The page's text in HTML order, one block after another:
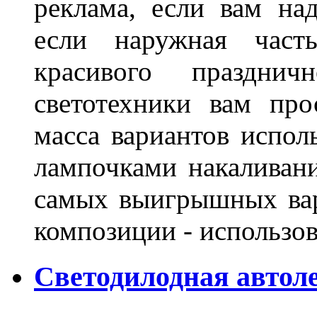
реклама, если вам
если наружная
красивого
светотехники вам
масса вариантов
лампочками
самых выигрышных
композиции -
Светодилодная